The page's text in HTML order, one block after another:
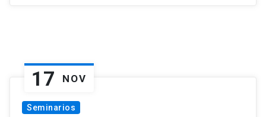
17 NOV
Seminarios